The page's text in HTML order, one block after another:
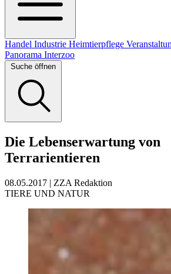
Handel Industrie Heimtierpflege
Panorama Interzoo
Suche öffnen
Die Lebenserwartung von
Terrarientieren
08.05.2017 | ZZA Redaktion
TIERE UND NATUR